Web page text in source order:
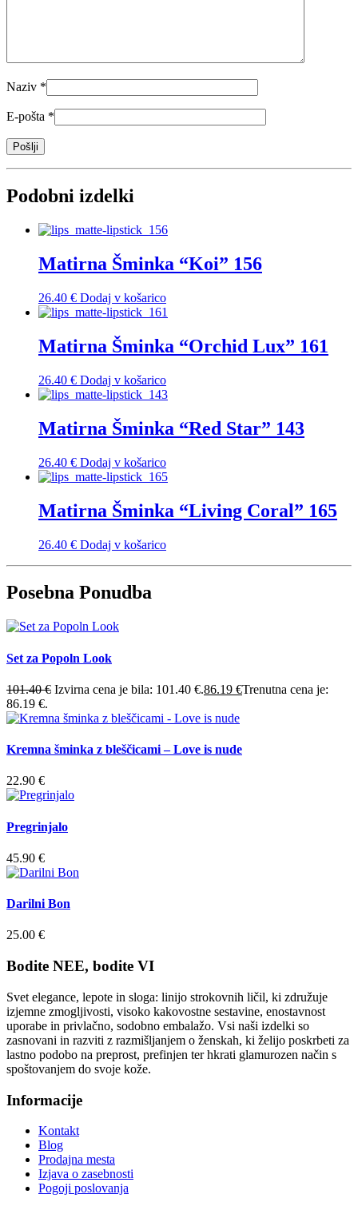
Naziv *
E-pošta *
Podobni izdelki
Matirna Šminka “Koi” 156
26.40 € Dodaj v košarico
Matirna Šminka “Orchid Lux” 161
26.40 € Dodaj v košarico
Matirna Šminka “Red Star” 143
26.40 € Dodaj v košarico
Matirna Šminka “Living Coral” 165
26.40 € Dodaj v košarico
Posebna Ponudba
Set za Popoln Look
101.40€ Izvirna cena je bila: 101.40 €.86.19 €Trenutna cena je:
86.19 €.
Kremna šminka z bleščicami – Love is nude
22.90 €
Pregrinjalo
45.90 €
Darilni Bon
25.00 €
Bodite NEE, bodite VI
Svet elegance, lepote in sloga: linijo strokovnih ličil, ki združuje
izjemne zmogljivosti, visoko kakovostne sestavine, enostavnost
uporabe in privlačno, sodobno embalažo. Vsi naši izdelki so
zasnovani in razviti z razmišljanjem o ženskah, ki želijo poskrbeti za
lastno podobo na preprost, prefinjen ter hkrati glamurozen način s
spoštovanjem do svoje kože.
Informacije
Kontakt
Blog
Prodajna mesta
Izjava o zasebnosti
Pogoji poslovanja